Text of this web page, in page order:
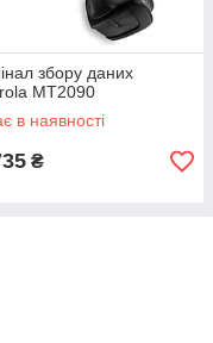
збору даних
MT2090
в наявності
₴